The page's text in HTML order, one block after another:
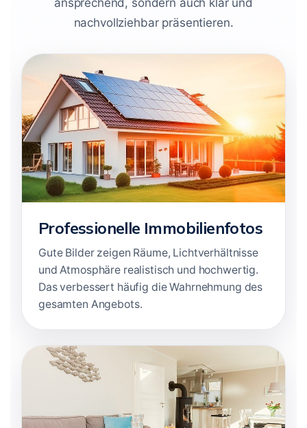
nachvollziehbar präsentieren.
Professionelle Immobilienfotos
Gute Bilder zeigen Räume, Lichtverhältnisse
und Atmosphäre realistisch und hochwertig.
Das verbessert häufig die Wahrnehmung des
gesamten Angebots.